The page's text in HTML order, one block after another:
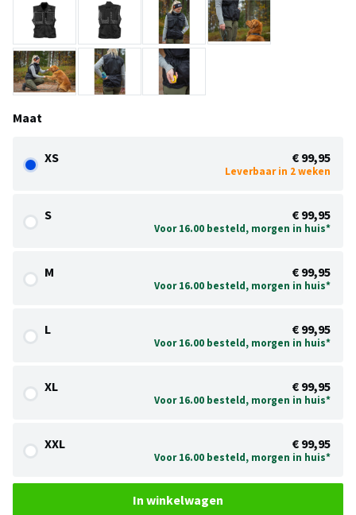
Maat
XS € 99,95
Leverbaar in 2 weken
S € 99,95
Voor 16.00 besteld, morgen in huis*
M € 99,95
Voor 16.00 besteld, morgen in huis*
L € 99,95
Voor 16.00 besteld, morgen in huis*
XL € 99,95
Voor 16.00 besteld, morgen in huis*
XXL € 99,95
Voor 16.00 besteld, morgen in huis*
In winkelwagen